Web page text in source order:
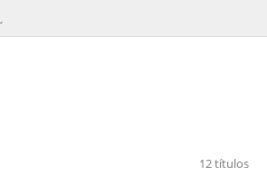
12 títulos